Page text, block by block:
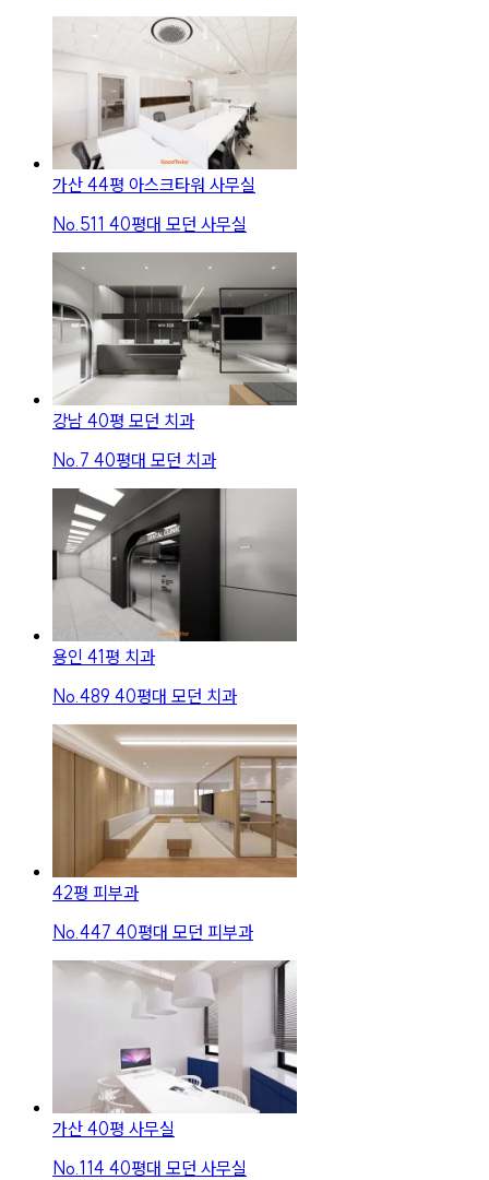
가산 44평 아스크타워 사무실
No. 511 40평대 모던 사무실
강남 40평 모던 치과
No. 7 40평대 모던 치과
용인 41평 치과
No. 489 40평대 모던 치과
42평 피부과
No. 447 40평대 모던 피부과
가산 40평 사무실
No. 114 40평대 모던 사무실